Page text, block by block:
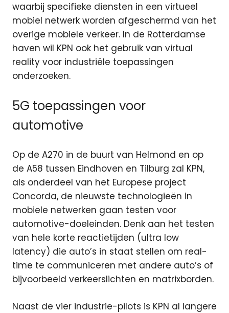
waarbij specifieke diensten in een virtueel
mobiel netwerk worden afgeschermd van het
overige mobiele verkeer. In de Rotterdamse
haven wil KPN ook het gebruik van virtual
reality voor industriële toepassingen
onderzoeken.
5G toepassingen voor
automotive
Op de A270 in de buurt van Helmond en op
de A58 tussen Eindhoven en Tilburg zal KPN,
als onderdeel van het Europese project
Concorda, de nieuwste technologieën in
mobiele netwerken gaan testen voor
automotive-doeleinden. Denk aan het testen
van hele korte reactietijden (ultra low
latency) die auto’s in staat stellen om real-
time te communiceren met andere auto’s of
bijvoorbeeld verkeerslichten en matrixborden.
Naast de vier industrie-pilots is KPN al langere